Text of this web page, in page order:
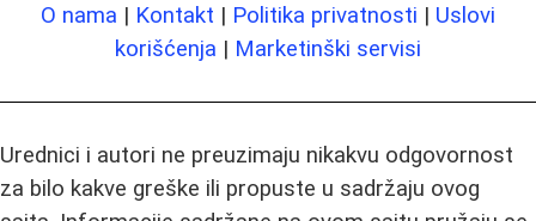
O nama | Kontakt | Politika privatnosti | Uslovi
korišćenja | Marketinški servisi
Urednici i autori ne preuzimaju nikakvu odgovornost
za bilo kakve greške ili propuste u sadržaju ovog